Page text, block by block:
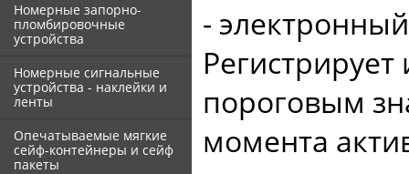
Номерные запорно-
пломбировочные
устройства
Номерные сигнальные
устройства - наклейки и
ленты
Опечатываемые мягкие
сейф-контейнеры и сейф
пакеты
-
пороговым
момента